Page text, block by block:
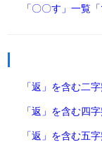
「〇〇す」一覧
「返」を含む二
「返」を含む四
「返」を含む五